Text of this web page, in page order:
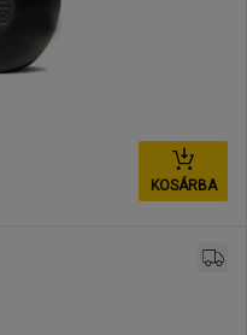
KOSÁRBA